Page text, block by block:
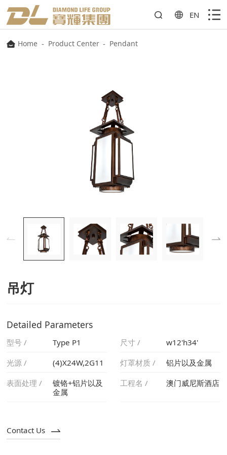
EN
Home - Product Center - Pendant
吊灯
Detailed Parameters
型号 / Type P1 尺寸 /
w12'h34'
光源 /
(4)X24W,2G11 灯罩材质 /
铝片以及金属
表面处理 /
金属
工程名 / 澳门威尼斯酒店
Contact Us